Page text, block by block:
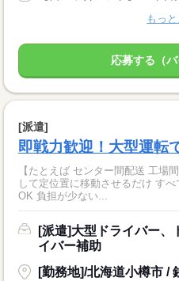
もっ
応募する（バ
[派遣]
即戦力歓迎！大型運転
【たとえば センター間配送 工場
して定位置に移動させるだけ す
OK 負担が少ない...
[派遣]大型ドライバー、
イバー補助
[勤務地]/北海道小樽市 /